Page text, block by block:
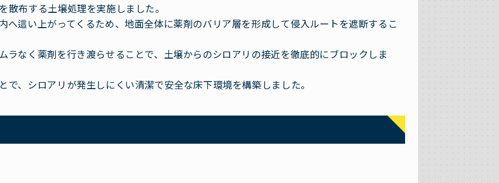
布する土壌処理を実施しました。
へ這い上がってくるため、地面全体に薬剤のバリア層を形成して侵入ルートを遮断するこ
ラなく薬剤を行き渡らせることで、土壌からのシロアリの接近を徹底的にブロックしま
、シロアリが発生しにくい清潔で安全な床下環境を構築しました。